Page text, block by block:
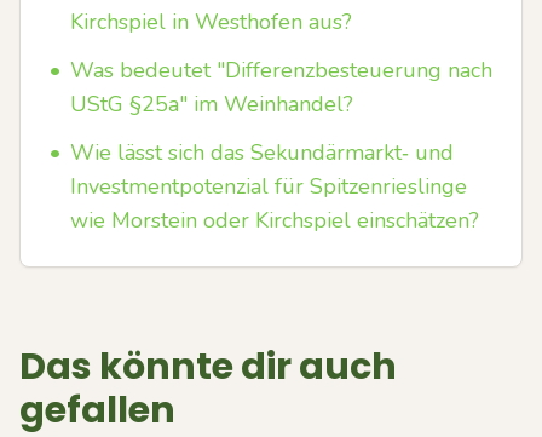
Kirchspiel in Westhofen aus?
• Was bedeutet "Differenzbesteuerung nach
UStG §25a" im Weinhandel?
• Wie lässt sich das Sekundärmarkt‑ und
Investmentpotenzial für Spitzenrieslinge
wie Morstein oder Kirchspiel einschätzen?
Das könnte dir auch
gefallen